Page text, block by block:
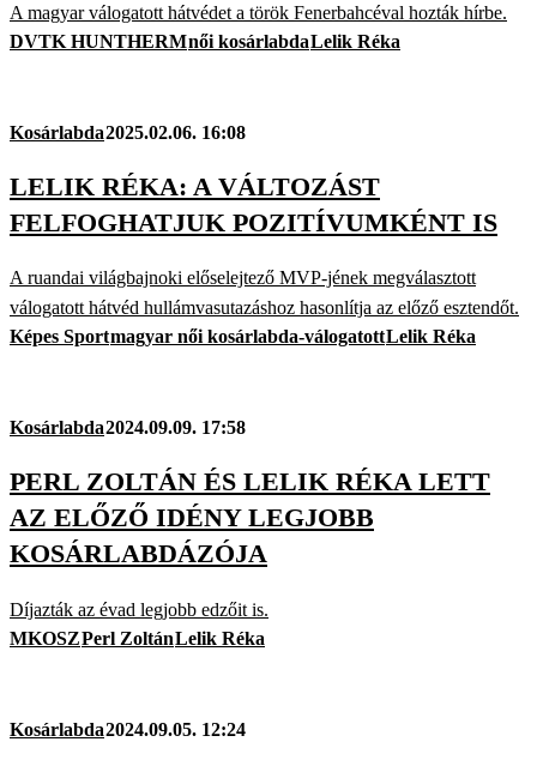
A magyar válogatott hátvédet a török Fenerbahcéval hozták hírbe.
DVTK HUNTHERMnői kosárlabdaLelik Réka
Kosárlabda2025.02.06. 16:08
LELIK RÉKA: A VÁLTOZÁST
FELFOGHATJUK POZITÍVUMKÉNT IS
A ruandai világbajnoki előselejtező MVP-jének megválasztott
válogatott hátvéd hullámvasutazáshoz hasonlítja az előző esztendőt.
Képes Sportmagyar női kosárlabda-válogatottLelik Réka
Kosárlabda2024.09.09. 17:58
PERL ZOLTÁN ÉS LELIK RÉKA LETT
AZ ELŐZŐ IDÉNY LEGJOBB
KOSÁRLABDÁZÓJA
Díjazták az évad legjobb edzőit is.
MKOSZPerl ZoltánLelik Réka
Kosárlabda2024.09.05. 12:24